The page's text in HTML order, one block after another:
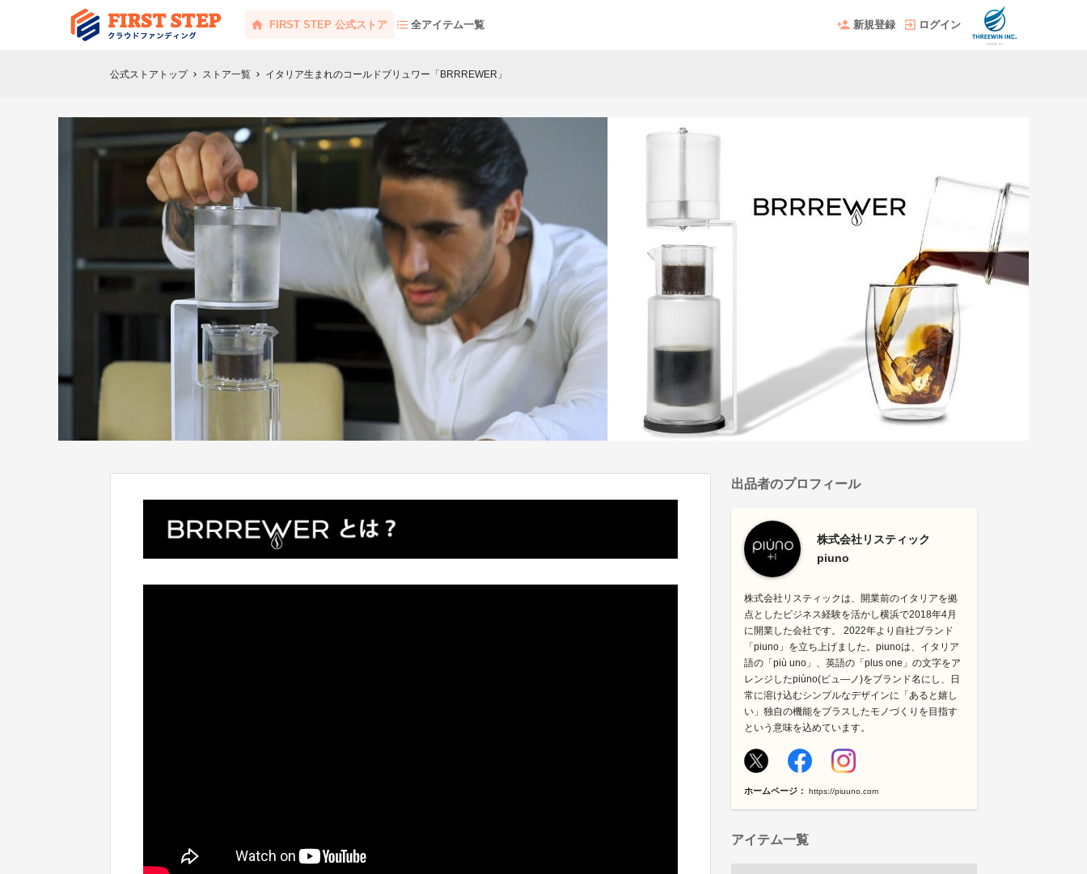
FIRST STEP 公式ストア 全アイテム一覧 新規登録 ログイン
公式ストアトップ chevron_right ストア一覧 chevron_right イタリア生まれのコールドブリュワー「BRRREWER」
出品者のプロフィール
株式会社リスティック
piuno
株式会社リスティックは、開業前のイタリアを拠
点としたビジネス経験を活かし横浜で2018年4月
に開業した会社です。 2022年より自社ブランド
「piuno」を立ち上げました。piunoは、イタリア
語の「più uno」、英語の「plus one」の文字をア
レンジしたpiùno(ピュ―ノ)をブランド名にし、日
常に溶け込むシンプルなデザインに「あると嬉し
い」独自の機能をプラスしたモノづくりを目指す
という意味を込めています。
ホームページ： https://piuuno.com
アイテム一覧